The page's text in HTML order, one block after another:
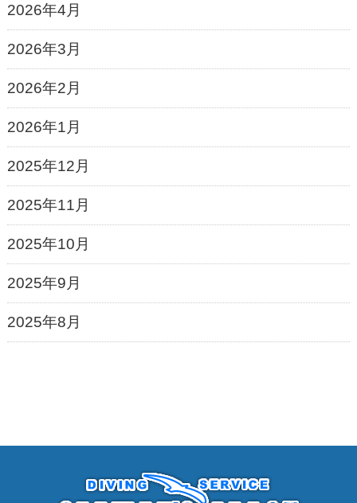
2026年4月
2026年3月
2026年2月
2026年1月
2025年12月
2025年11月
2025年10月
2025年9月
2025年8月